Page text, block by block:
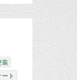
装
ト